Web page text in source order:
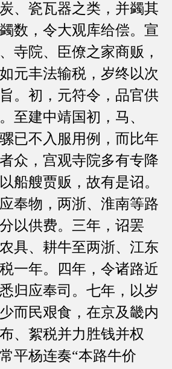
、瓷瓦器之类，并蠲其
数，令大观库给偿。宣
寺院、臣僚之家商贩，
元丰法输税，岁终以次
。初，元符令，品官供
至建中靖国初，马、
已不入服用例，而比年
众，宫观寺院多有专降
船艘贾贩，故有是诏。
奉物，两浙、淮南等路
以供费。三年，诏罢
具、耕牛至两浙、江东
一年。四年，令诸路近
归应奉司。七年，以岁
而民艰食，在京及畿内
、絮税并力胜钱并权
平杨连奏“本路牛价